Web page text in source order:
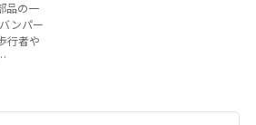
品の一
ンパー
行者や